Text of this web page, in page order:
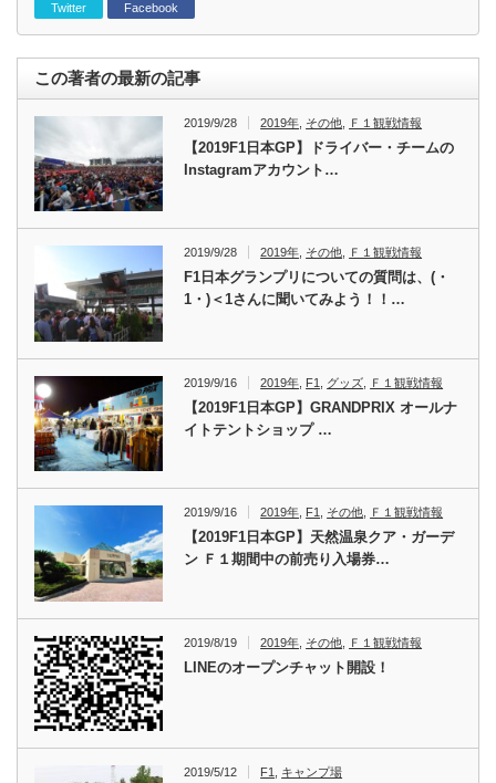
Twitter Facebook
この著者の最新の記事
2019/9/28 2019年 その他 Ｆ１観戦情報
【2019F1日本GP】ドライバー・チームの
Instagramアカウント…
2019/9/28 2019年, その他, Ｆ１観戦情報
F1日本グランプリについての質問は、(・
1・)＜1さんに聞いてみよう！！…
2019/9/16 2019年 F1 グッズ Ｆ１観戦情報
【2019F1日本GP】GRANDPRIX オールナ
イトテントショップ …
2019/9/16 2019年 F1 その他 Ｆ１観戦情報
【2019F1日本GP】天然温泉クア・ガーデ
ン Ｆ１期間中の前売り入場券…
2019/8/19 2019年 その他 Ｆ１観戦情報
LINEのオープンチャット開設！
2019/5/12 F1 キャンプ場